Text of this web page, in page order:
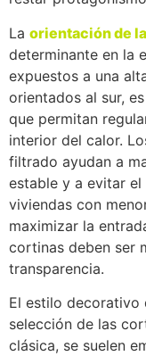
La orientación de
determinante en la
expuestos a una
orientados al sur,
que permitan
interior del calor.
filtrado ayudan a
estable y a evitar el
viviendas con
maximizar la
cortinas deben ser
transparencia.
El estilo decorativo
selección de las
clásica, se suelen